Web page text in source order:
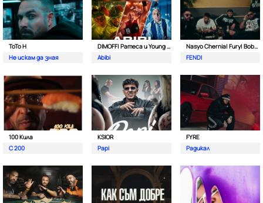
ToTo H
Не искам да зная
DIMOFF| Pameca и Young BB Young
Abibi
Nasyo Chernia| Fury| Bobo Armani| & N.A.S.I.
FENDI
100 Кила
С 200
KSIOR
Papi
FYRE
Радикал